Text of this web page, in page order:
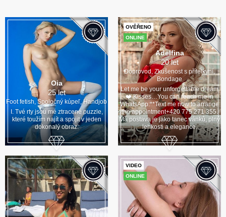
Oia
25 let
Foot fetish, Spoločný kúpeľ, Handjob
I. Tvé rty jsou mé ztracené puzzle,
které toužím najít a spojit v jeden
dokonalý obraz.
ONLINE
OVĚŘENO
Adelfina
20 let
Doprovod, Zkušenost s přítelkyní,
Bondage
Let me be your unforgettable dream
❤️ Kisses…You can reach me in
WhatsApp:**Text me now to arrange
the appointment+420 775 271 355.
Má postava je jako tanec vánků, plný
lehkosti a elegance.
ONLINE
VIDEO